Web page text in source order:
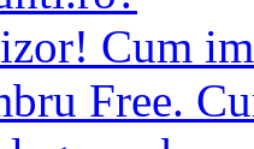
Cum
Free.